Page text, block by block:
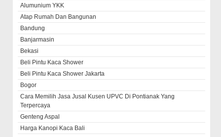
Alumunium YKK
Atap Rumah Dan Bangunan
Bandung
Banjarmasin
Bekasi
Beli Pintu Kaca Shower
Beli Pintu Kaca Shower Jakarta
Bogor
Cara Memilih Jasa Jusal Kusen UPVC Di Pontianak Yang
Terpercaya
Genteng Aspal
Harga Kanopi Kaca Bali